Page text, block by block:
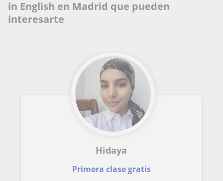
in English en Madrid que pueden
interesarte
Hidaya
Primera clase gratis